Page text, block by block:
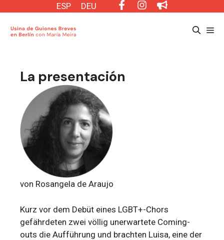
contenido
ESP DEU
La presentación
von Rosangela de Araujo
Kurz vor dem Debüt eines LGBT+-Chors
gefährdeten zwei völlig unerwartete Coming-
outs die Aufführung und brachten Luisa, eine der